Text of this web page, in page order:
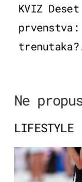
KVIZ
Ne
LIFESTYLE